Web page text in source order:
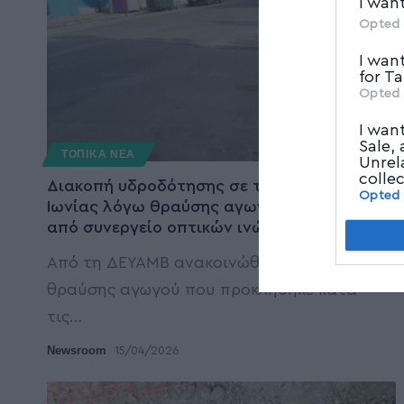
Opted
I
for
Opted
I
Sale,
Opted
ΤΟΠΙΚΑ ΝΕΑ
Διακοπή υδροδότησης σε τμήμα της Νέας
Ιωνίας λόγω θραύσης αγωγού ύδρευσης
από συνεργείο οπτικών ινών
Από τη ΔΕΥΑΜΒ ανακοινώθηκε ότι λόγω
θραύσης αγωγού που προκλήθηκε κατά
τις…
Newsroom 15/04/2026